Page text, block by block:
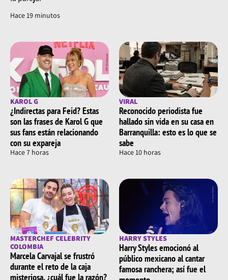
Hace 19 minutos
KAROL G
¿Indirectas para Feid? Estas
son las frases de Karol G que
sus fans están relacionando
con su expareja
Hace 7 horas
VIRAL
Reconocido periodista fue
hallado sin vida en su casa en
Barranquilla: esto es lo que se
sabe
Hace 10 horas
MASTERCHEF CELEBRITY
COLOMBIA
Marcela Carvajal se frustró
durante el reto de la caja
misteriosa, ¿cuál fue la razón?
HARRY STYLES
Harry Styles emocionó al
público mexicano al cantar
famosa ranchera; así fue el